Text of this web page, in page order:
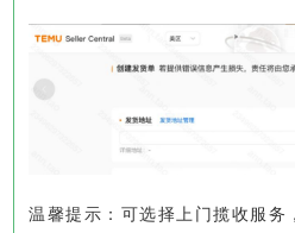
温馨提示： 可选择上门揽收服务